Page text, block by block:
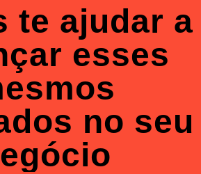
te ajudar a
esses
no seu